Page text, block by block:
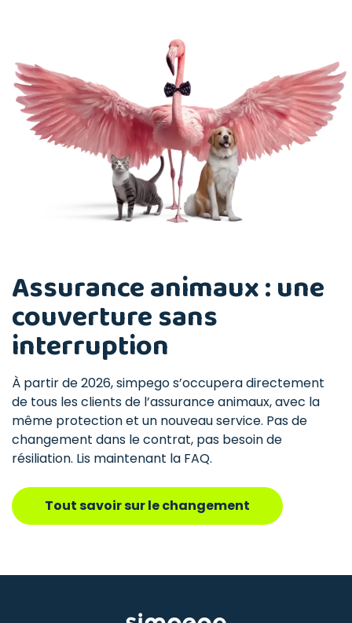
Assurance animaux : une
couverture sans
interruption
À partir de 2026, simpego s’occupera directement
de tous les clients de l’assurance animaux, avec la
même protection et un nouveau service. Pas de
changement dans le contrat, pas besoin de
résiliation. Lis maintenant la FAQ.
Tout savoir sur le changement